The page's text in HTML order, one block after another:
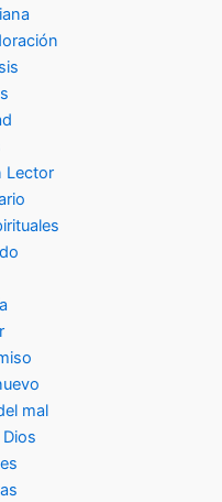
Lector
mal